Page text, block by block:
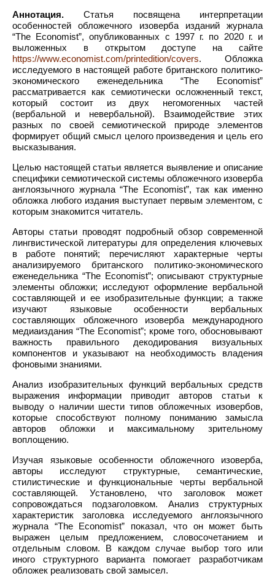
Аннотация. Статья посвящена интерпретации
особенностей обложечного изоверба изданий журнала
“The Economist”, опубликованных с 1997 г. по 2020 г. и
выложенных в открытом доступе на сайте
https://www.economist.com/printedition/covers. Обложка
исследуемого в настоящей работе британского политико-
экономического еженедельника “The Economist”
рассматривается как семиотически осложненный текст,
который состоит из двух негомогенных частей
(вербальной и невербальной). Взаимодействие этих
разных по своей семиотической природе элементов
формирует общий смысл целого произведения и цель его
высказывания.
Целью настоящей статьи является выявление и описание
специфики семиотической системы обложечного изоверба
англоязычного журнала “The Economist”, так как именно
обложка любого издания выступает первым элементом, с
которым знакомится читатель.
Авторы статьи проводят подробный обзор современной
лингвистической литературы для определения ключевых
в работе понятий; перечисляют характерные черты
анализируемого британского политико-экономического
еженедельника “The Economist”; описывают структурные
элементы обложки; исследуют оформление вербальной
составляющей и ее изобразительные функции; а также
изучают языковые особенности вербальных
составляющих обложечного изоверба международного
медиаиздания “The Economist”; кроме того, обосновывают
важность правильного декодирования визуальных
компонентов и указывают на необходимость владения
фоновыми знаниями.
Анализ изобразительных функций вербальных средств
выражения информации приводит авторов статьи к
выводу о наличии шести типов обложечных изовербов,
которые способствуют полному пониманию замысла
авторов обложки и максимальному зрительному
воплощению.
Изучая языковые особенности обложечного изоверба,
авторы исследуют структурные, семантические,
стилистические и функциональные черты вербальной
составляющей. Установлено, что заголовок может
сопровождаться подзаголовком. Анализ структурных
характеристик заголовка исследуемого англоязычного
журнала “The Economist” показал, что он может быть
выражен целым предложением, словосочетанием и
отдельным словом. В каждом случае выбор того или
иного структурного варианта помогает разработчикам
обложек реализовать свой замысел.